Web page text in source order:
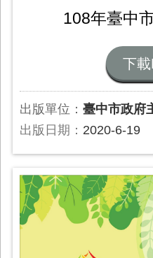
108年臺中
下
出版單位： 臺中市政府
出版日期： 2020-6-19